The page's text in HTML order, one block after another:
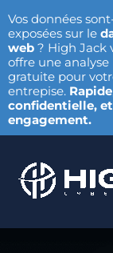
contenu
Vos données
exposées sur le
web ? High Jack
offre une analyse
gratuite pour
entrepise. Rapide
confidentielle,
engagement.